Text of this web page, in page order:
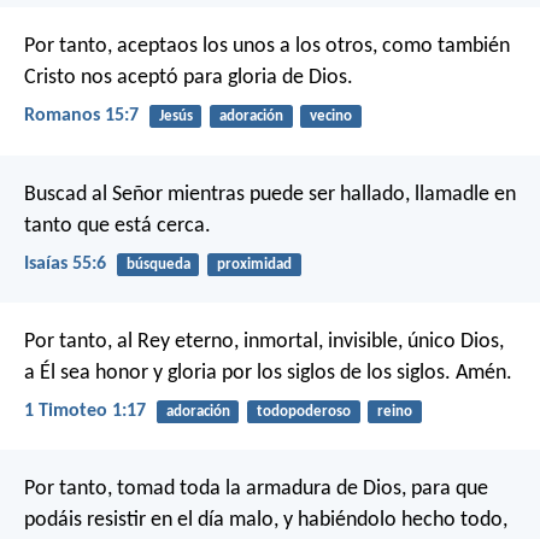
Por tanto, aceptaos los unos a los otros, como también
Cristo nos aceptó para gloria de Dios.
Romanos 15:7 Jesús adoración vecino
Buscad al Señor mientras puede ser hallado, llamadle en
tanto que está cerca.
Isaías 55:6 búsqueda proximidad
Por tanto, al Rey eterno, inmortal, invisible, único Dios,
a Él sea honor y gloria por los siglos de los siglos. Amén.
1 Timoteo 1:17 adoración todopoderoso reino
Por tanto, tomad toda la armadura de Dios, para que
podáis resistir en el día malo, y habiéndolo hecho todo,